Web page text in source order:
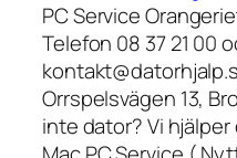
PC Service
Telefon 08 37 21 00
Orrspelsvägen 13,
inte dator? Vi hjälper